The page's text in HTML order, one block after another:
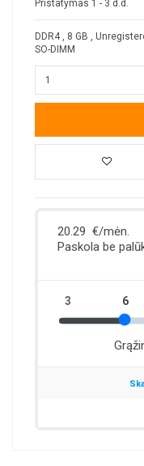
Pristatymas 1 - 3 d.d.
DDR4 , 8 GB ,
SO-DIMM